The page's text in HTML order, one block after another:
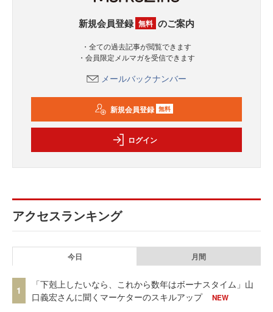
新規会員登録 無料 のご案内
・全ての過去記事が閲覧できます
・会員限定メルマガを受信できます
メールバックナンバー
新規会員登録 無料
ログイン
アクセスランキング
今日 月間
1
「下剋上したいなら、これから数年はボーナスタイム」山
口義宏さんに聞くマーケターのスキルアップ
NEW